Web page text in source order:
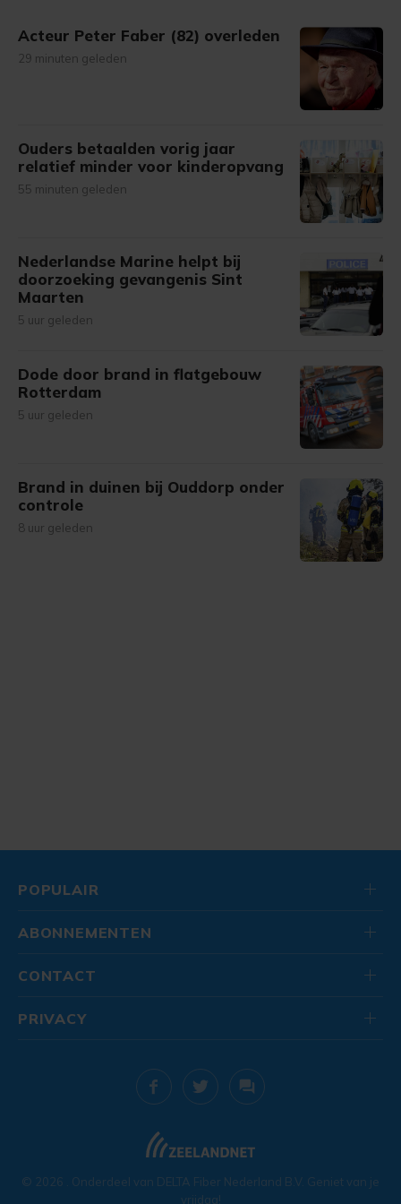
Acteur Peter Faber (82) overleden
29 minuten geleden
Ouders betaalden vorig jaar
relatief minder voor kinderopvang
55 minuten geleden
Nederlandse Marine helpt bij
doorzoeking gevangenis Sint
Maarten
5 uur geleden
Dode door brand in flatgebouw
Rotterdam
5 uur geleden
Brand in duinen bij Ouddorp onder
controle
8 uur geleden
POPULAIR
ABONNEMENTEN
CONTACT
© 2026 . Onderdeel van DELTA Fiber Nederland B.V. Geniet van je
vrijdag!
PRIVACY